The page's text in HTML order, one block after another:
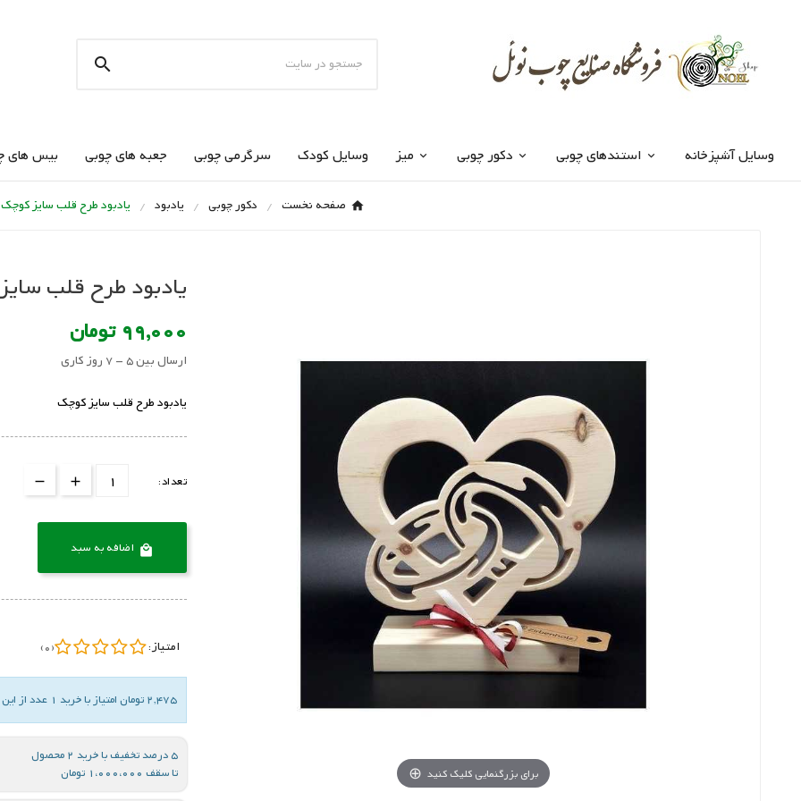

وسایل آشپزخانه استندهای چوبی دکور چوبی میز وسایل کودک سرگرمی چوبی جعبه های چوبی بیس های
صفحه نخست دکور چوبی یادبود یادبود طرح قلب سایز کوچک
برای بزرگنمایی کلیک کنید
یادبود طرح قلب
99,000 تومان
ارسال بین 5 - 7 روز کاری
یادبود طرح قلب سایز کوچک
تعداد:
 اضافه به سبد
امتیاز: (0)
2,475 تومان امتیاز با خرید 1 عدد از این کالا
5 درصد تخفیف با خرید 2 محصول
تا سقف 1،000،000 تومان